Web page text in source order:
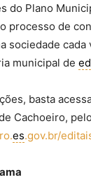
do Plano
processo de
sociedade cada
municipal de
basta
Cachoeiro, pelo
es.gov.br/